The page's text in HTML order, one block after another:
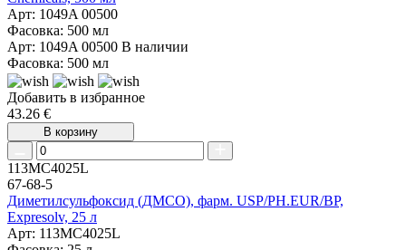
Арт: 1049A 00500
Фасовка: 500 мл
Арт: 1049A 00500 В наличии
Фасовка: 500 мл
Добавить в избранное
43.26 €
В корзину
113MC4025L
67-68-5
Диметилсульфоксид (ДМСО), фарм. USP/PH.EUR/BP,
Expresolv, 25 л
Арт: 113MC4025L